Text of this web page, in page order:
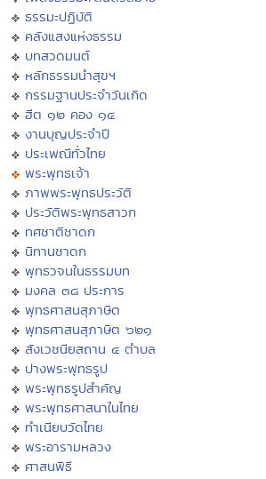
ธรรมะปฏิบัติ
คลังแสงแห่งธรรม
บทสวดมนต์
หลักธรรมนำสุขฯ
กรรมฐานประจำวันเกิด
ฮีต ๑๒ คอง ๑๔
งานบุญประจำปี
ประเพณีทั่วไทย
พระพุทธเจ้า
ภาพพระพุทธประวัติ
ประวัติพระพุทธสาวก
ทศชาติชาดก
นิทานชาดก
พุทธวจนในธรรมบท
มงคล ๓๘ ประการ
พุทธศาสนสุภาษิต
พุทธศาสนสุภาษิต ๖๒๑
สังเวชนียสถาน ๔ ตำบล
ปางพระพุทธรูป
พระพุทธรูปสำคัญ
พระพุทธศาสนาในไทย
ทำเนียบวัดไทย
พระอารามหลวง
ศาสนพิธี